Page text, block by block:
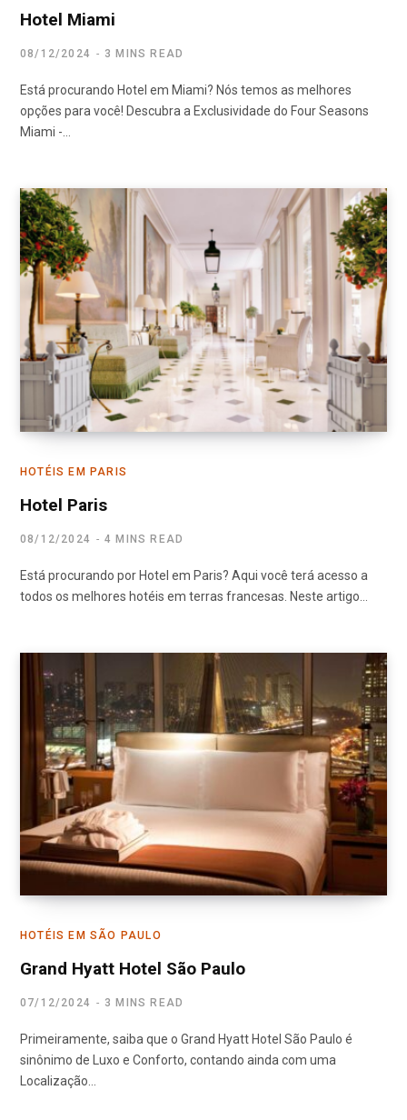
Hotel Miami
08/12/2024 3 MINS READ
Está procurando Hotel em Miami? Nós temos as melhores
opções para você! Descubra a Exclusividade do Four Seasons
Miami -…
HOTÉIS EM PARIS
Hotel Paris
08/12/2024 4 MINS READ
Está procurando por Hotel em Paris? Aqui você terá acesso a
todos os melhores hotéis em terras francesas. Neste artigo…
HOTÉIS EM SÃO PAULO
Grand Hyatt Hotel São Paulo
07/12/2024 3 MINS READ
Primeiramente, saiba que o Grand Hyatt Hotel São Paulo é
sinônimo de Luxo e Conforto, contando ainda com uma
Localização…